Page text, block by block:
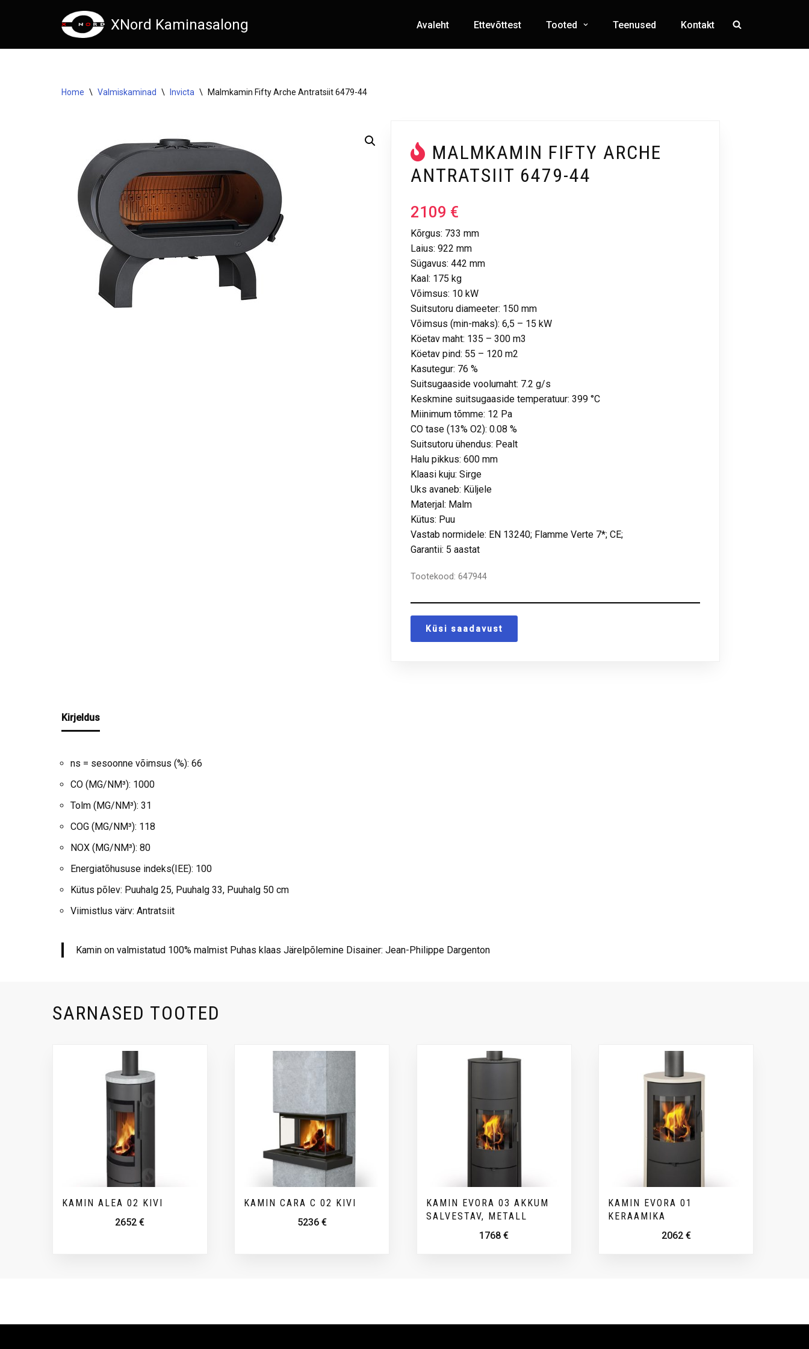
to
XNord Kaminasalong Avaleht Ettevõttest Tooted Teenused Kontakt
Home \ Valmiskaminad \ Invicta \ Malmkamin Fifty Arche Antratsiit 6479-44
MALMKAMIN FIFTY ARCHE
ANTRATSIIT 6479-44
2109 €
Kõrgus: 733 mm
Laius: 922 mm
Sügavus: 442 mm
Kaal: 175 kg
Võimsus: 10 kW
Suitsutoru diameeter: 150 mm
Võimsus (min-maks): 6,5 – 15 kW
Köetav maht: 135 – 300 m3
Köetav pind: 55 – 120 m2
Kasutegur: 76 %
Suitsugaaside voolumaht: 7.2 g/s
Keskmine suitsugaaside temperatuur: 399 °C
Miinimum tõmme: 12 Pa
CO tase (13% O2): 0.08 %
Suitsutoru ühendus: Pealt
Halu pikkus: 600 mm
Klaasi kuju: Sirge
Uks avaneb: Küljele
Materjal: Malm
Kütus: Puu
Vastab normidele: EN 13240; Flamme Verte 7*; CE;
Garantii: 5 aastat
Tootekood:647944
Küsi saadavust
Kirjeldus
ns = sesoonne võimsus (%): 66
CO (MG/NM³): 1000
Tolm (MG/NM³): 31
COG (MG/NM³): 118
NOX (MG/NM³): 80
Energiatõhususe indeks(IEE): 100
Kütus põlev: Puuhalg 25, Puuhalg 33, Puuhalg 50 cm
Viimistlus värv: Antratsiit
Kamin on valmistatud 100% malmist Puhas klaas Järelpõlemine Disainer: Jean-Philippe Dargenton
SARNASED TOOTED
KAMIN ALEA 02 KIVI
2652€
KAMIN CARA C 02 KIVI
5236 €
KAMIN EVORA 03 AKKUM
SALVESTAV, METALL
1768€
KAMIN EVORA 01
KERAAMIKA
2062 €